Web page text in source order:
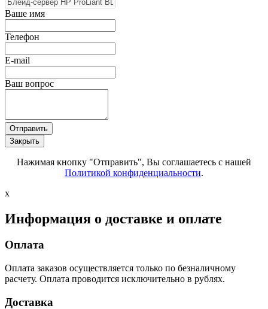
Ваше имя
Телефон
E-mail
Ваш вопрос
Отправить
Закрыть
Нажимая кнопку "Отправить", Вы соглашаетесь с нашей
Политикой конфиденциальности.
x
Информация о доставке и оплате
Оплата
Оплата заказов осуществляется только по безналичному
расчету. Оплата проводится исключительно в рублях.
Доставка